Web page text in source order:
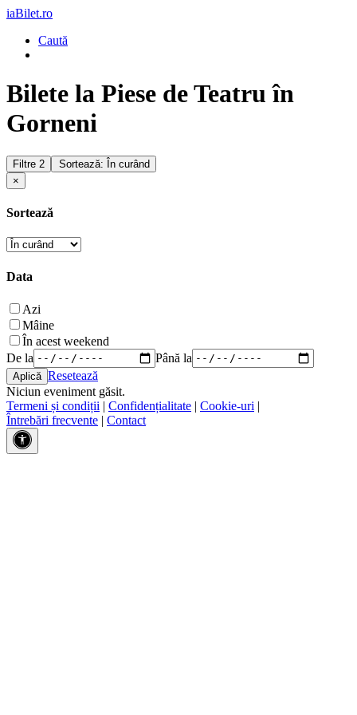
iaBilet.ro
Caută
Bilete la Piese de Teatru în
Gorneni
Filtre 2
Sortează: În curând
×
Sortează
Data
Azi
Mâine
În acest weekend
De la
Până la
Resetează
Niciun eveniment găsit.
Termeni și condiții | Confidențialitate | Cookie-uri |
Întrebări frecvente | Contact